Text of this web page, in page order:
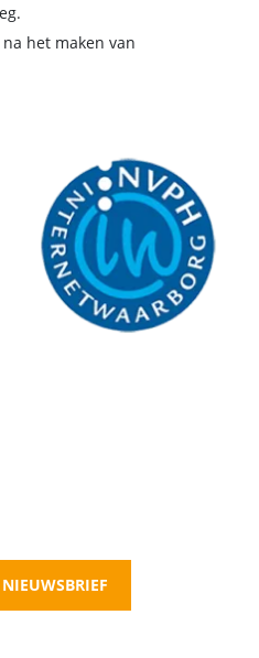
het maken van